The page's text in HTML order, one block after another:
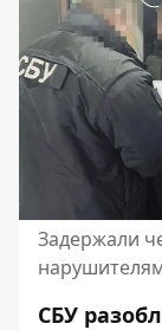
Задержали
СБУ